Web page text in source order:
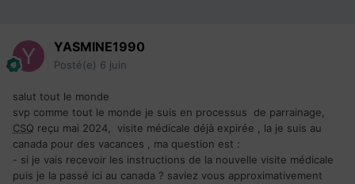
YASMINE1990
Posté(e) 6 juin
salut tout le monde
svp comme tout le monde je suis en processus de parrainage,
CSQ reçu mai 2024, visite médicale déjà expirée , la je suis au
canada pour des vacances , ma question est :
- si je vais recevoir les instructions de la nouvelle visite médicale
puis je la passé ici au canada ? saviez vous approximativement